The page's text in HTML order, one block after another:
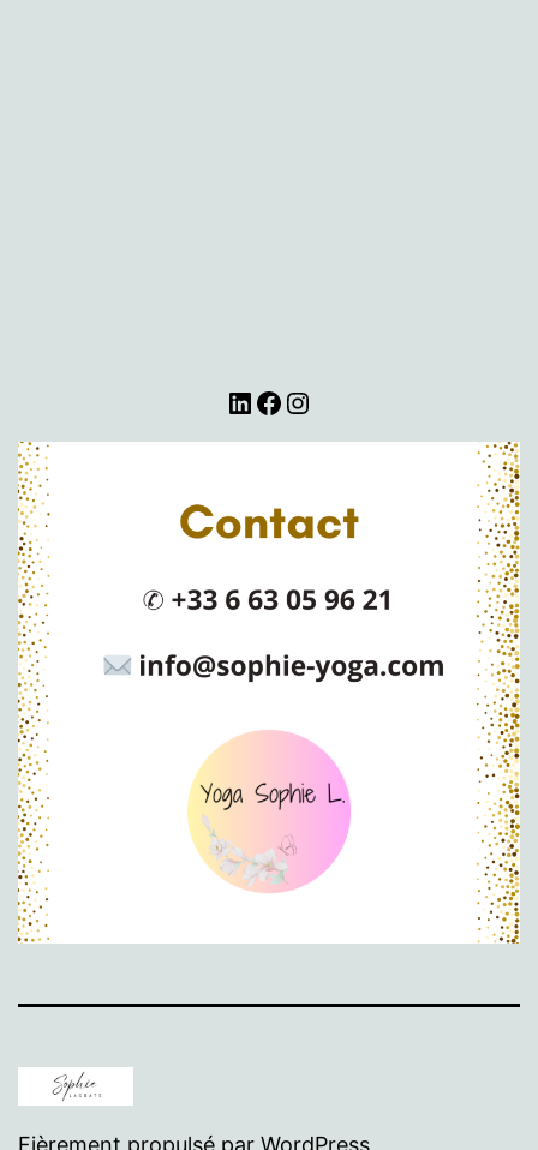
LinkedIn
Facebook
Instagram
Fièrement propulsé par WordPress